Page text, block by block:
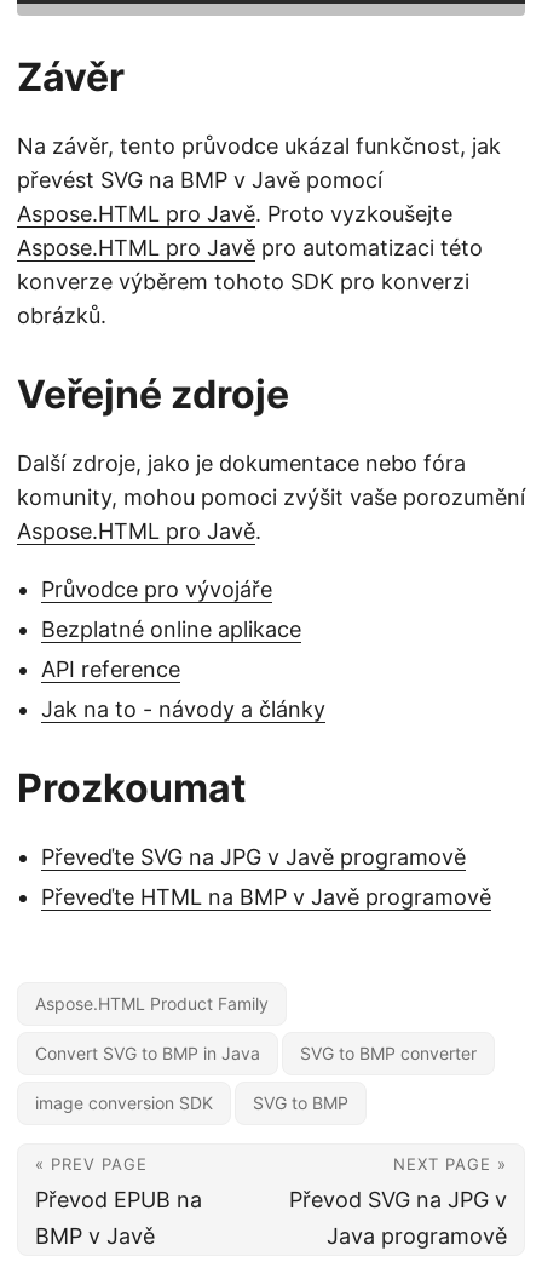
Závěr
Na závěr, tento průvodce ukázal funkčnost, jak
převést SVG na BMP v Javě pomocí
Aspose.HTML pro Javě. Proto vyzkoušejte
Aspose.HTML pro Javě pro automatizaci této
konverze výběrem tohoto SDK pro konverzi
obrázků.
Veřejné zdroje
Další zdroje, jako je dokumentace nebo fóra
komunity, mohou pomoci zvýšit vaše porozumění
Aspose.HTML pro Javě.
Průvodce pro vývojáře
Bezplatné online aplikace
API reference
Jak na to - návody a články
Prozkoumat
Převeďte SVG na JPG v Javě programově
Převeďte HTML na BMP v Javě programově
Aspose.HTML Product Family
Convert SVG to BMP in Java SVG to BMP converter
image conversion SDK SVG to BMP
« PREV PAGE
Převod EPUB na
BMP v Javě
NEXT PAGE »
Převod SVG na JPG v
Java programově